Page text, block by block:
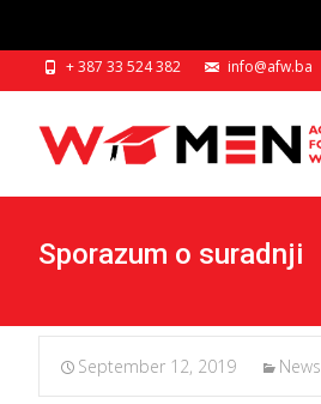
+ 387 33 524 382 info@afw.ba
Sporazum o suradnji
September 12, 2019 News